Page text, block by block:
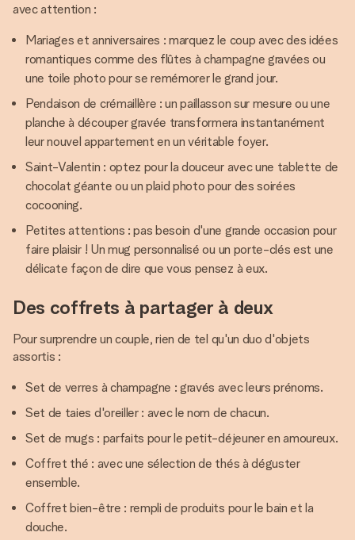
avec attention :
Mariages et anniversaires : marquez le coup avec des idées
romantiques comme des flûtes à champagne gravées ou
une toile photo pour se remémorer le grand jour.
Pendaison de crémaillère : un paillasson sur mesure ou une
planche à découper gravée transformera instantanément
leur nouvel appartement en un véritable foyer.
Saint-Valentin : optez pour la douceur avec une tablette de
chocolat géante ou un plaid photo pour des soirées
cocooning.
Petites attentions : pas besoin d'une grande occasion pour
faire plaisir ! Un mug personnalisé ou un porte-clés est une
délicate façon de dire que vous pensez à eux.
Des coffrets à partager à deux
Pour surprendre un couple, rien de tel qu'un duo d'objets
assortis :
Set de verres à champagne : gravés avec leurs prénoms.
Set de taies d'oreiller : avec le nom de chacun.
Set de mugs : parfaits pour le petit-déjeuner en amoureux.
Coffret thé : avec une sélection de thés à déguster
ensemble.
Coffret bien-être : rempli de produits pour le bain et la
douche.